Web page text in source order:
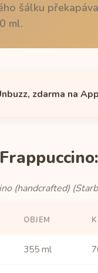
šálku
ml.
zdarma na
(handcrafted)
OBJEM
355 ml